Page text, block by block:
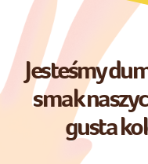
Jesteśmy
smak
gusta